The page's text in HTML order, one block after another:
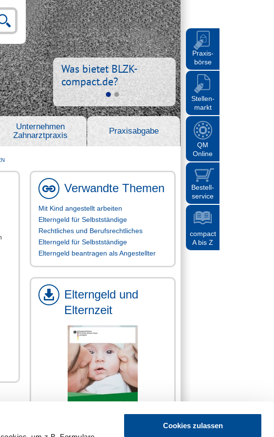
Cookies zulassen
Praxis-
börse
Stellen-
markt
QM
Online
Bestell-
service
compact
A bis Z
Was bietet BLZK-
compact.de?
Unternehmen
Zahnarztpraxis
Praxisabgabe
Verwandte Themen
Mit Kind angestellt arbeiten
Elterngeld für Selbstständige
Rechtliches und Berufsrechtliches
Elterngeld für Selbstständige
Elterngeld beantragen als Angestellter
Elterngeld und
Elternzeit